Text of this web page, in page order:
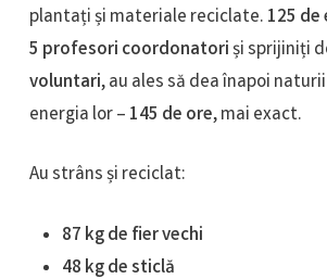
plantați și materiale reciclate. 125 de
5 profesori coordonatoriși sprijiniți
voluntari, au ales să dea înapoi
energia lor – 145 de ore, mai exact.
Au strâns și reciclat:
87 kg de fier vechi
48 kg de sticlă